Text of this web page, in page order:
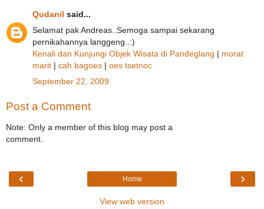
Qudanil said...
Selamat pak Andreas..Semoga sampai sekarang
pernikahannya langgeng..:)
Kenali dan Kunjungi Objek Wisata di Pandeglang | morat
marit | cah bagoes | oes tsetnoc
September 22, 2009
Post a Comment
Note: Only a member of this blog may post a
comment.
‹ ›
Home
View web version